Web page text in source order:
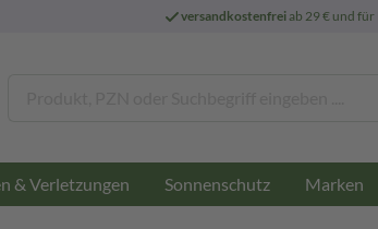
versandkostenfreiab 29 € und für
& Verletzungen Sonnenschutz Marken